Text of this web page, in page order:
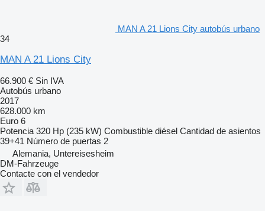
MAN A 21 Lions City autobús urbano
34
MAN A 21 Lions City
66.900 € Sin IVA
Autobús urbano
2017
628.000 km
Euro 6
Potencia 320 Hp (235 kW) Combustible diésel Cantidad de asientos
39+41 Número de puertas 2
Alemania, Untereisesheim
DM-Fahrzeuge
Contacte con el vendedor